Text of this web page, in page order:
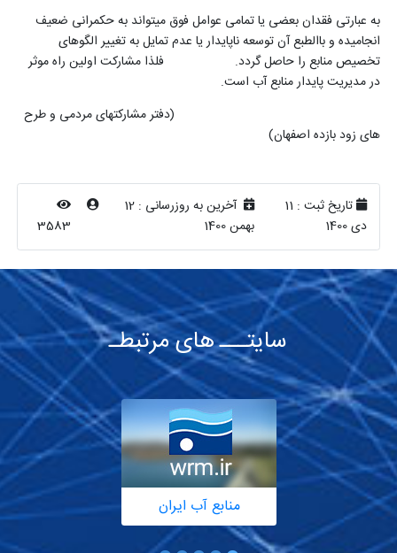
به عبارتی فقدان بعضی یا تمامی عوامل فوق میتواند به حکمرانی ضعیف
انجامیده و باالطبع آن توسعه ناپایدار یا عدم تمایل به تغییر الگوهای
تخصیص منابع را حاصل گردد. فلذا مشارکت اولین راه موثر
در مدیریت پایدار منابع آب است.
(دفتر مشارکتهای مردمی و طرح
های زود بازده اصفهان)
تاریخ ثبت : 11
دی 1400
آخرین به روزرسانی : 12
بهمن 1400
3583
سایتـــ های مرتبطـ
منابع آب ایران